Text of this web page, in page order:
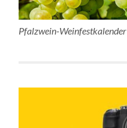
Pfalzwein-Weinfestkalender